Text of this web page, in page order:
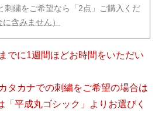
刺繍をご希望なら「2点」ご購入くだ
に含みません）
でに1週間ほどお時間をいただい
タカナでの刺繍をご希望の場合は
「平成丸ゴシック」よりお選びく